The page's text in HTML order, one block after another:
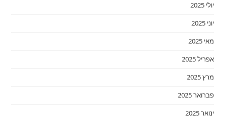
יולי 2025
יוני 2025
מאי 2025
אפריל 2025
מרץ 2025
פברואר 2025
ינואר 2025